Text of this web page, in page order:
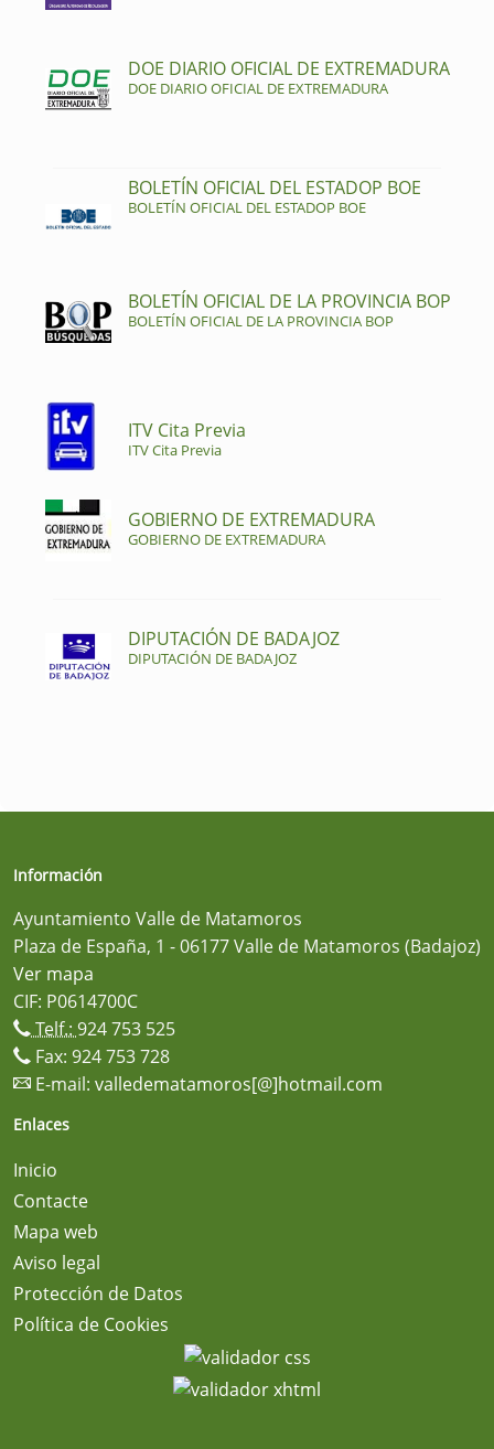
DOE DIARIO OFICIAL DE EXTREMADURA
DOE DIARIO OFICIAL DE EXTREMADURA
BOLETÍN OFICIAL DEL ESTADOP BOE
BOLETÍN OFICIAL DEL ESTADOP BOE
BOLETÍN OFICIAL DE LA PROVINCIA BOP
BOLETÍN OFICIAL DE LA PROVINCIA BOP
ITV Cita Previa
ITV Cita Previa
GOBIERNO DE EXTREMADURA
GOBIERNO DE EXTREMADURA
DIPUTACIÓN DE BADAJOZ
DIPUTACIÓN DE BADAJOZ
Información
Ayuntamiento Valle de Matamoros
Plaza de España, 1 - 06177 Valle de Matamoros (Badajoz)
Ver mapa
CIF: P0614700C
Telf.: 924 753 525
Fax: 924 753 728
E-mail: valledematamoros[@]hotmail.com
Enlaces
Inicio
Contacte
Mapa web
Aviso legal
Protección de Datos
Política de Cookies